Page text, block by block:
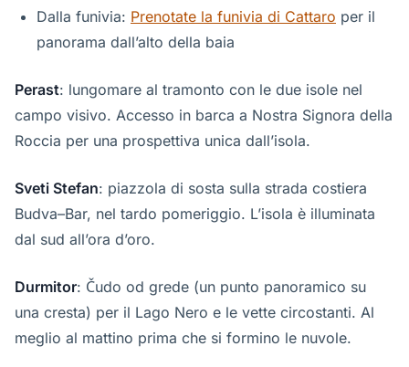
Dalla funivia: Prenotate la funivia di Cattaro per il
panorama dall’alto della baia
Perast: lungomare al tramonto con le due isole nel
campo visivo. Accesso in barca a Nostra Signora della
Roccia per una prospettiva unica dall’isola.
Sveti Stefan: piazzola di sosta sulla strada costiera
Budva–Bar, nel tardo pomeriggio. L’isola è illuminata
dal sud all’ora d’oro.
Durmitor: Čudo od grede (un punto panoramico su
una cresta) per il Lago Nero e le vette circostanti. Al
meglio al mattino prima che si formino le nuvole.